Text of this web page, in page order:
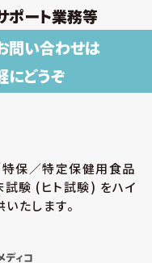
ポート業務等
問い合わせは
にどうぞ
特保／特定保健用食品
試験 (ヒト試験) をハイ
たします。